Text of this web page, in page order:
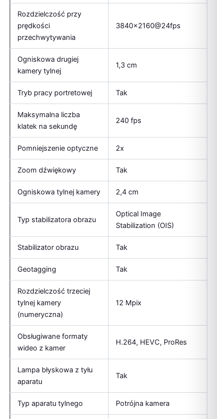
Rozdzielczość przy
prędkości
przechwytywania
3840×2160@24fps
Ogniskowa drugiej
kamery tylnej
1,3 cm
Tryb pracy portretowej Tak
Maksymalna liczba
klatek na sekundę
240 fps
Pomniejszenie optyczne 2x
Zoom dźwiękowy Tak
Ogniskowa tylnej kamery 2,4 cm
Typ stabilizatora obrazu
Optical Image
Stabilization (OIS)
Stabilizator obrazu Tak
Geotagging Tak
Rozdzielczość trzeciej
tylnej kamery
(numeryczna)
12 Mpix
Obsługiwane formaty
wideo z kamer
H.264, HEVC, ProRes
Lampa błyskowa z tyłu
aparatu
Tak
Typ aparatu tylnego Potrójna kamera